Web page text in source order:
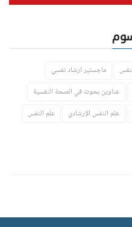
ماجستير ارشاد نفسي
عناوين بحوث في الصحة النفسية
علم النفس الإرشادي علم النفس